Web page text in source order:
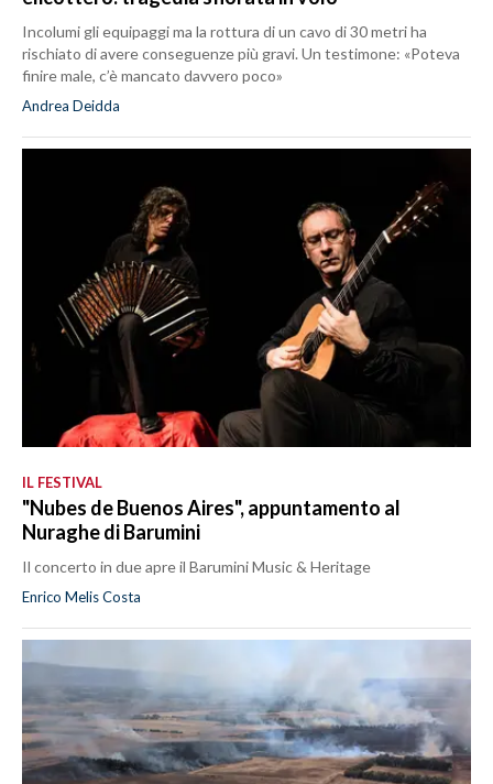
Incolumi gli equipaggi ma la rottura di un cavo di 30 metri ha
rischiato di avere conseguenze più gravi. Un testimone: «Poteva
finire male, c’è mancato davvero poco»
Andrea Deidda
IL FESTIVAL
"Nubes de Buenos Aires", appuntamento al
Nuraghe di Barumini
Il concerto in due apre il Barumini Music & Heritage
Enrico Melis Costa